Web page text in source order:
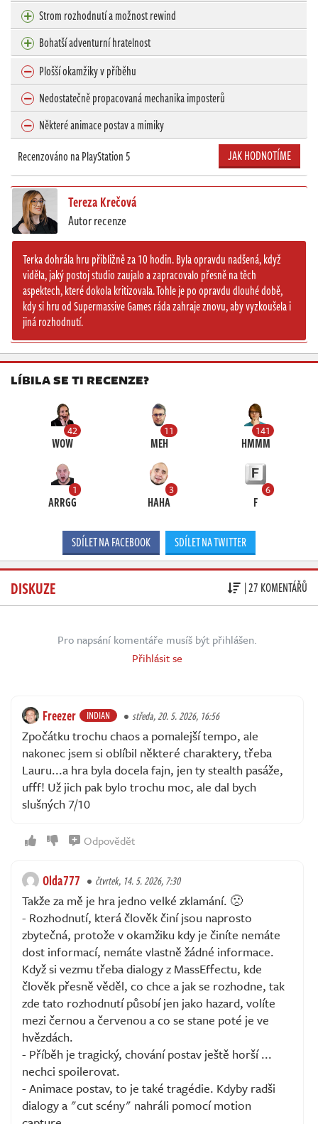
Strom rozhodnutí a možnost rewind
Bohatší adventurní hratelnost
Plošší okamžiky v příběhu
Nedostatečně propacovaná mechanika imposterů
Některé animace postav a mimiky
Recenzováno na PlayStation 5
JAK HODNOTÍME
Tereza Krečová
Autor recenze
Terka dohrála hru přibližně za 10 hodin. Byla opravdu nadšená, když
viděla, jaký postoj studio zaujalo a zapracovalo přesně na těch
aspektech, které dokola kritizovala. Tohle je po opravdu dlouhé době,
kdy si hru od Supermassive Games ráda zahraje znovu, aby vyzkoušela i
jiná rozhodnutí.
LÍBILA SE TI RECENZE?
42
WOW
11
MEH
141
HMMM
1
ARRGG
3
HAHA
6
F
SDÍLET NA FACEBOOK SDÍLET NA TWITTER
DISKUZE | 27 KOMENTÁŘŮ
Pro napsání komentáře musíš být přihlášen.
Přihlásit se
Freezer INDIAN středa, 20. 5. 2026, 16:56
Zpočátku trochu chaos a pomalejší tempo, ale
nakonec jsem si oblíbil některé charaktery, třeba
Lauru...a hra byla docela fajn, jen ty stealth pasáže,
ufff! Už jich pak bylo trochu moc, ale dal bych
slušných 7/10
Odpovědět
Olda777 čtvrtek, 14. 5. 2026, 7:30
Takže za mě je hra jedno velké zklamání. 🙁
- Rozhodnutí, která člověk činí jsou naprosto
zbytečná, protože v okamžiku kdy je činíte nemáte
dost informací, nemáte vlastně žádné informace.
Když si vezmu třeba dialogy z MassEffectu, kde
člověk přesně věděl, co chce a jak se rozhodne, tak
zde tato rozhodnutí působí jen jako hazard, volíte
mezi černou a červenou a co se stane poté je ve
hvězdách.
- Příběh je tragický, chování postav ještě horší ...
nechci spoilerovat.
- Animace postav, to je také tragédie. Kdyby radši
dialogy a "cut scény" nahráli pomocí motion